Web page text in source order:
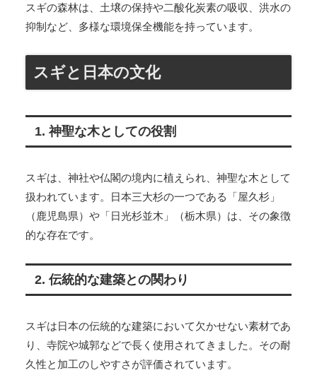
スギの森林は、土壌の保持や二酸化炭素の吸収、洪水の
抑制など、多様な環境保全機能を持っています。
スギと日本の文化
1. 神聖な木としての役割
スギは、神社や仏閣の境内に植えられ、神聖な木として
扱われています。日本三大杉の一つである「屋久杉」
（鹿児島県）や「日光杉並木」（栃木県）は、その象徴
的な存在です。
2. 伝統的な建築との関わり
スギは日本の伝統的な建築において欠かせない素材であ
り、寺院や城郭などで長く使用されてきました。その耐
久性と加工のしやすさが評価されています。